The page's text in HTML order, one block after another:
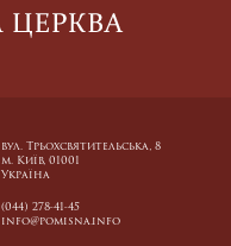
вул. Трьохсвятительська, 8
м. Київ, 01001
Україна
(044) 278-41-45
info@pomisna.info